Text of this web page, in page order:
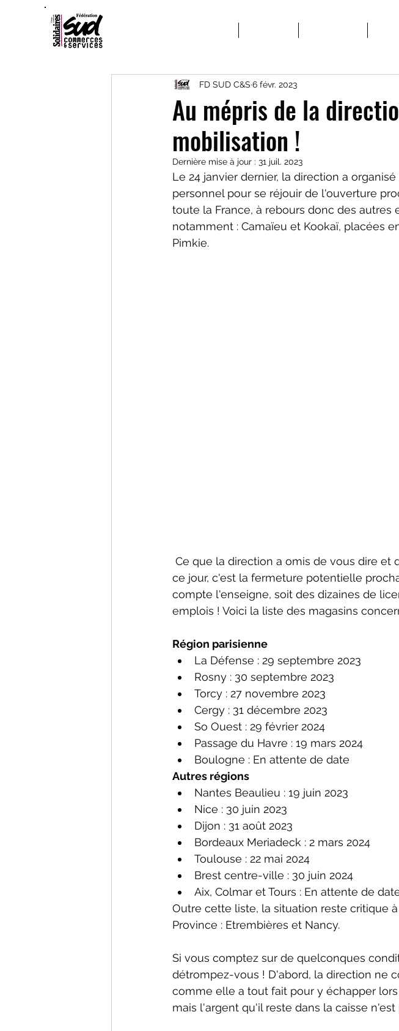
Au mépris de la
mobilisation !
FD SUD C&S 6 févr. 2023
Dernière mise à jour : 31 juil. 2023
Le 24 janvier dernier, la direction a
personnel pour se réjouir de l'ouverture
toute la France, à rebours donc des
notamment : Camaïeu et Kookaï, placées
Pimkie.
ce jour, c'est la fermeture potentielle
compte l'enseigne, soit des dizaines de
emplois ! Voici la liste des magasins
Région parisienne
La Défense : 29 septembre 2023
Rosny : 30 septembre 2023
Torcy : 27 novembre 2023
Cergy : 31 décembre 2023
So Ouest : 29 février 2024
Passage du Havre : 19 mars 2024
Boulogne : En attente de date
Autres régions
Nantes Beaulieu : 19 juin 2023
Nice : 30 juin 2023
Dijon : 31 août 2023
Bordeaux Meriadeck : 2 mars 2024
Toulouse : 22 mai 2024
Brest centre-ville : 30 juin 2024
Aix, Colmar et Tours : En attente de
Outre cette liste, la situation reste critique
Province : Etrembières et Nancy.
Si vous comptez sur de quelconques
détrompez-vous ! D'abord, la direction ne
comme elle a tout fait pour y échapper
mais l'argent qu'il reste dans la caisse n'est